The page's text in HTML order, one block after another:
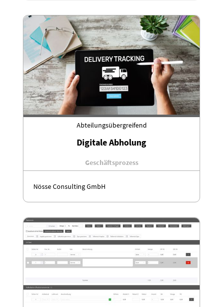
Abteilungsübergreifend
Digitale Abholung
Geschäftsprozess
Nösse Consulting GmbH